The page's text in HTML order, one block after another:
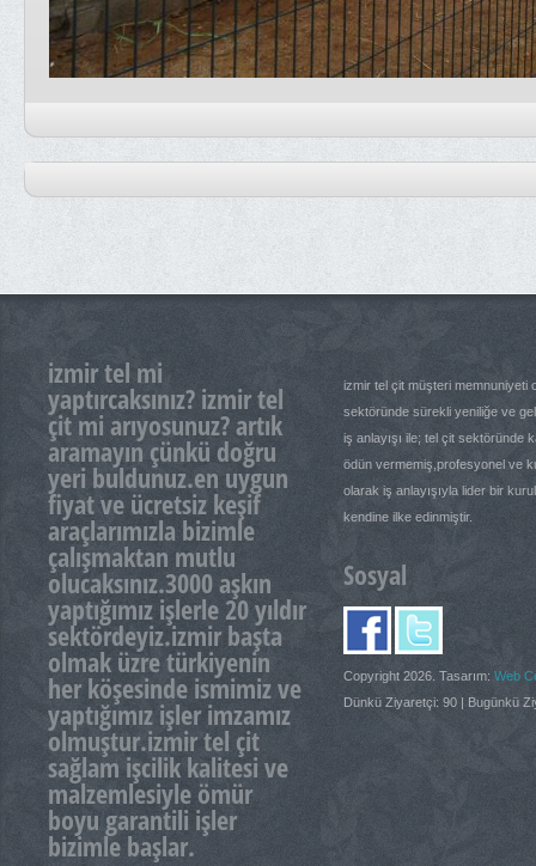
izmir tel mi
yaptırcaksınız? izmir tel
çit mi arıyosunuz? artık
aramayın çünkü doğru
yeri buldunuz.en uygun
fiyat ve ücretsiz keşif
araçlarımızla bizimle
çalışmaktan mutlu
olucaksınız.3000 aşkın
yaptığımız işlerle 20 yıldır
sektördeyiz.izmir başta
olmak üzre türkiyenin
her köşesinde ismimiz ve
yaptığımız işler imzamız
olmuştur.izmir tel çit
sağlam işcilik kalitesi ve
malzemlesiyle ömür
boyu garantili işler
bizimle başlar.
izmir tel çit müşteri memnuniyeti
sektöründe sürekli yeniliğe ve
iş anlayışı ile; tel çit sektöründe
ödün vermemiş,profesyonel ve
olarak iş anlayışıyla lider bir
kendine ilke edinmiştir.
Sosyal
Copyright 2026. Tasarım: Web
Dünkü Ziyaretçi: 90 | Bugünkü